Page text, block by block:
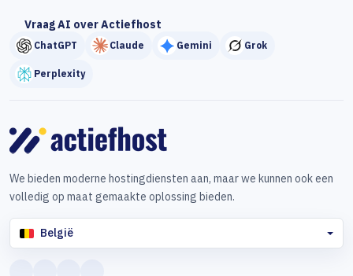
Vraag AI over Actiefhost
ChatGPT Claude Gemini Grok
Perplexity
We bieden moderne hostingdiensten aan, maar we kunnen ook een
volledig op maat gemaakte oplossing bieden.
België